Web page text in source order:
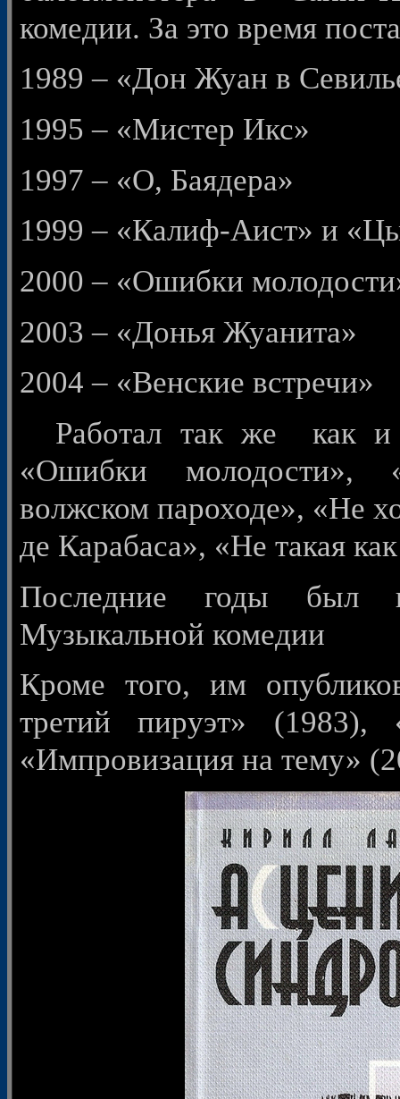
комедии. За это время
1989 – «Дон Жуан в
1995 – «Мистер Икс»
1997 – «О, Баядера»
1999 – «Калиф-Аист» и
2000 – «Ошибки
2003 – «Донья Жуанита»
2004 – «Венские встречи»
Работал так же как и
«Ошибки молодости»,
волжском пароходе», «Не
де Карабаса», «Не такая
Последние годы был
Музыкальной комедии
Кроме того, им
третий пируэт» (1983),
«Импровизация на тему»